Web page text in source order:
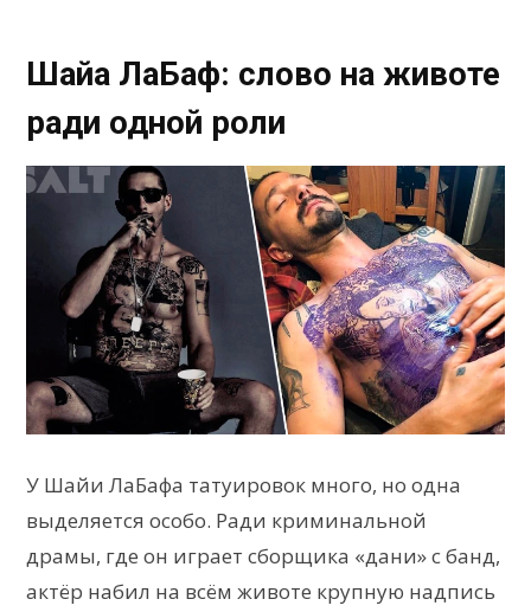
Шайа ЛаБаф: слово на животе
ради одной роли
У Шайи ЛаБафа татуировок много, но одна
выделяется особо. Ради криминальной
драмы, где он играет сборщика «дани» с банд,
актёр набил на всём животе крупную надпись